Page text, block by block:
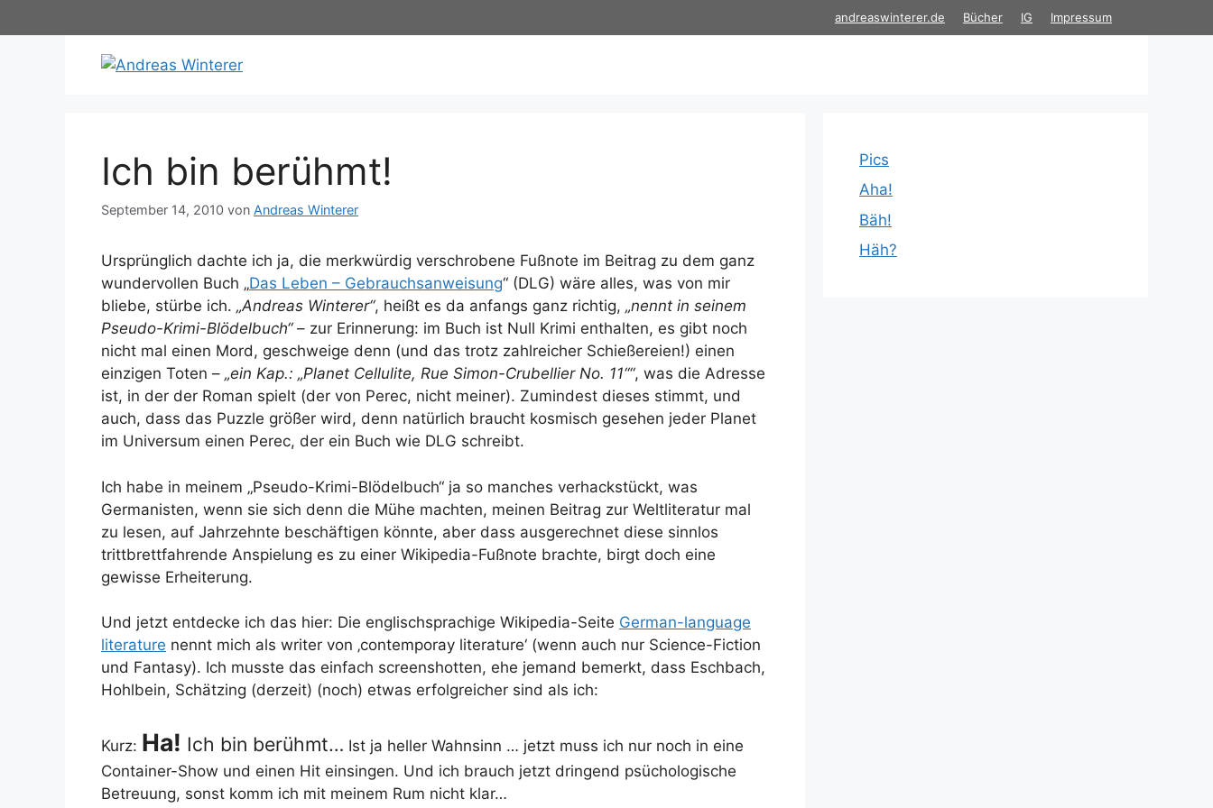
Inhalt
andreaswinterer.de Bücher IG Impressum
Ich bin berühmt!
September 14, 2010 von Andreas Winterer
Ursprünglich dachte ich ja, die merkwürdig verschrobene Fußnote im Beitrag zu dem ganz
wundervollen Buch „Das Leben – Gebrauchsanweisung“ (DLG) wäre alles, was von mir
bliebe, stürbe ich. „Andreas Winterer“, heißt es da anfangs ganz richtig, „nennt in seinem
Pseudo-Krimi-Blödelbuch“– zur Erinnerung: im Buch ist Null Krimi enthalten, es gibt noch
nicht mal einen Mord, geschweige denn (und das trotz zahlreicher Schießereien!) einen
einzigen Toten – „ein Kap.: „Planet Cellulite, Rue Simon-Crubellier No. 11““, was die Adresse
ist, in der der Roman spielt (der von Perec, nicht meiner). Zumindest dieses stimmt, und
auch, dass das Puzzle größer wird, denn natürlich braucht kosmisch gesehen jeder Planet
im Universum einen Perec, der ein Buch wie DLG schreibt.
Ich habe in meinem „Pseudo-Krimi-Blödelbuch“ ja so manches verhackstückt, was
Germanisten, wenn sie sich denn die Mühe machten, meinen Beitrag zur Weltliteratur mal
zu lesen, auf Jahrzehnte beschäftigen könnte, aber dass ausgerechnet diese sinnlos
trittbrettfahrende Anspielung es zu einer Wikipedia-Fußnote brachte, birgt doch eine
gewisse Erheiterung.
Und jetzt entdecke ich das hier: Die englischsprachige Wikipedia-Seite German-language
literature nennt mich als writer von ‚contemporay literature‘ (wenn auch nur Science-Fiction
und Fantasy). Ich musste das einfach screenshotten, ehe jemand bemerkt, dass Eschbach,
Hohlbein, Schätzing (derzeit) (noch) etwas erfolgreicher sind als ich:
Kurz: Ha! Ich bin berühmt… Ist ja heller Wahnsinn … jetzt muss ich nur noch in eine
Container-Show und einen Hit einsingen. Und ich brauch jetzt dringend psüchologische
Betreuung, sonst komm ich mit meinem Rum nicht klar…
Pics
Aha!
Bäh!
Häh?